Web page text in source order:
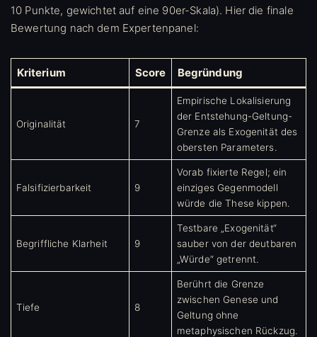
10 Punkte, gewichtet auf eine 90er-Skala). Hier die finale
Bewertung nach dem Expertenpanel:
Kriterium Score Begründung
Originalität 7
Empirische Lokalisierung
der Entstehung-Geltung-
Grenze als Exogenität des
obersten Parameters.
Falsifizierbarkeit 9
Vorab fixierte Regel; ein
einziges Gegenmodell
würde die These kippen.
Begriffliche Klarheit 9
Testbare „Exogenität“
sauber von der deutbaren
„Würde“ getrennt.
Tiefe 8
Berührt die Grenze
zwischen Genese und
Geltung ohne
metaphysischen Rückzug.